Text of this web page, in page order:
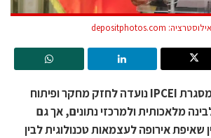
אילוסטרציה: depositphotos.com
ההשקעה החדשה במסגרת IPCEI נועדה לחזק מחקר ופיתוח
מלאכותית ולמרכזי נתונים, אך גם
אירופה לעצמאות טכנולוגית לבין